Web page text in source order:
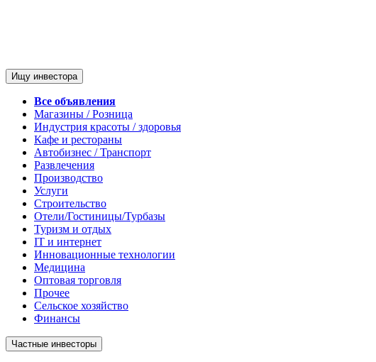
Ищу инвестора
Все объявления
Магазины / Розница
Индустрия красоты / здоровья
Кафе и рестораны
Автобизнес / Транспорт
Развлечения
Производство
Услуги
Строительство
Отели/Гостиницы/Турбазы
Туризм и отдых
IT и интернет
Инновационные технологии
Медицина
Оптовая торговля
Прочее
Сельское хозяйство
Финансы
Частные инвесторы